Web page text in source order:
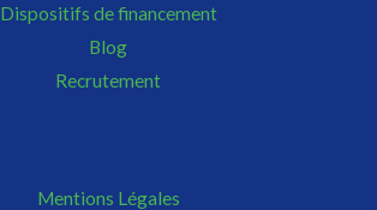
Dispositifs de financement
Blog
Recrutement
Mentions Légales